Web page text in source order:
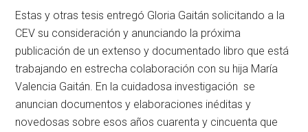
Estas y otras tesis entregó Gloria Gaitán solicitando a la
CEV su consideración y anunciando la próxima
publicación de un extenso y documentado libro que está
trabajando en estrecha colaboración con su hija María
Valencia Gaitán. En la cuidadosa investigación se
anuncian documentos y elaboraciones inéditas y
novedosas sobre esos años cuarenta y cincuenta que